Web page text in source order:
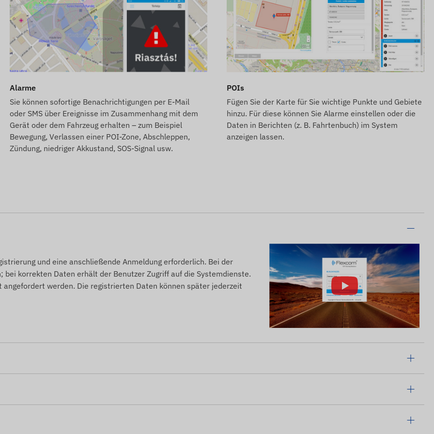
des Geräts kann es beschädigen und die
möchten, wenden Sie sich bitte an unseren
zu aktualisieren und deren Genauigkeit
sich das Recht vorbehält, Produktspezifikationen
Aus diesem Grund kann das tatsächliche Aussehen
Wir behalten uns das Recht auf
Alarme
Sie können sofortige Benachrichtigungen per E-Mail
oder SMS über Ereignisse im Zusammenhang mit dem
Gerät oder dem Fahrzeug erhalten – zum Beispiel
Bewegung, Verlassen einer POI-Zone, Abschleppen,
Zündung, niedriger Akkustand, SOS-Signal usw.
POIs
Fügen Sie der Karte für Sie wichtige Punkte und Gebiete
hinzu. Für diese können Sie Alarme einstellen oder die
Daten in Berichten (z. B. Fahrtenbuch) im System
anzeigen lassen.
und eine anschließende Anmeldung erforderlich. Bei der
bei korrekten Daten erhält der Benutzer Zugriff auf die Systemdienste.
werden. Die registrierten Daten können später jederzeit